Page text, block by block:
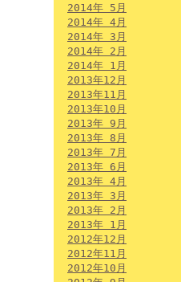
2014年 5月
2014年 4月
2014年 3月
2014年 2月
2014年 1月
2013年12月
2013年11月
2013年10月
2013年 9月
2013年 8月
2013年 7月
2013年 6月
2013年 4月
2013年 3月
2013年 2月
2013年 1月
2012年12月
2012年11月
2012年10月